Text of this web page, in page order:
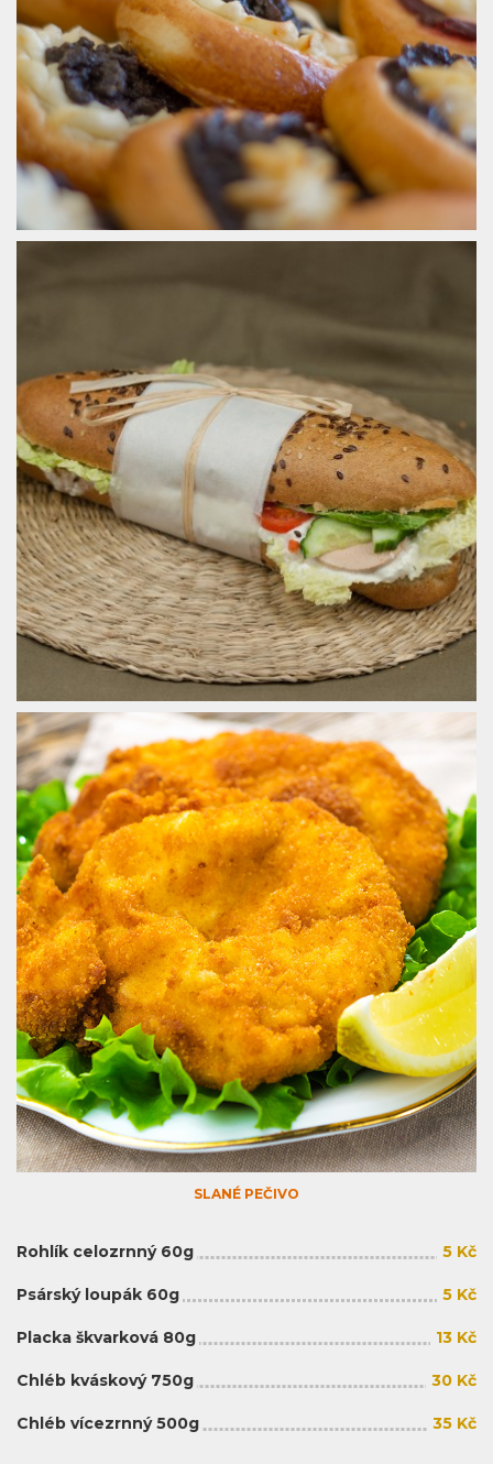
SLANÉ PEČIVO
Rohlík celozrnný 60g 5 Kč
Psárský loupák 60g 5 Kč
Placka škvarková 80g 13 Kč
Chléb kváskový 750g 30 Kč
Chléb vícezrnný 500g 35 Kč